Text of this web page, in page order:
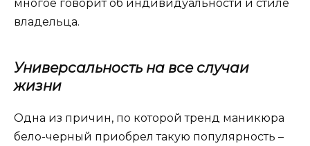
многое говорит об индивидуальности и стиле
владельца.
Универсальность на все случаи
жизни
Одна из причин, по которой тренд маникюра
бело-черный приобрел такую ​​популярность –